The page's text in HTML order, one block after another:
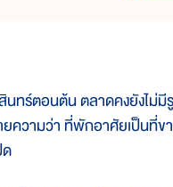
ร์ตอนต้น ตลาดคงยังไม่มี
วามว่า ที่พักอาศัยเป็นที่ข